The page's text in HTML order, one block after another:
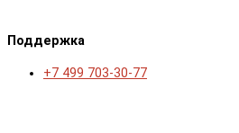
Поддержка
+7 499 703-30-77